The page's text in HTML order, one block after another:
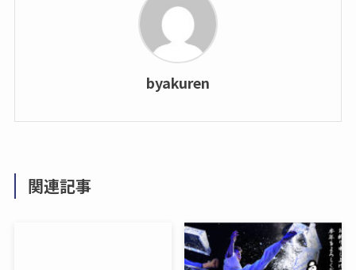
byakuren
関連記事